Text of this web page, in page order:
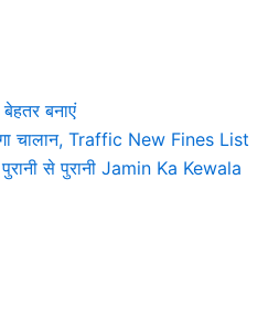
बनाएं
चालान, Traffic New Fines List
से पुरानी Jamin Ka Kewala